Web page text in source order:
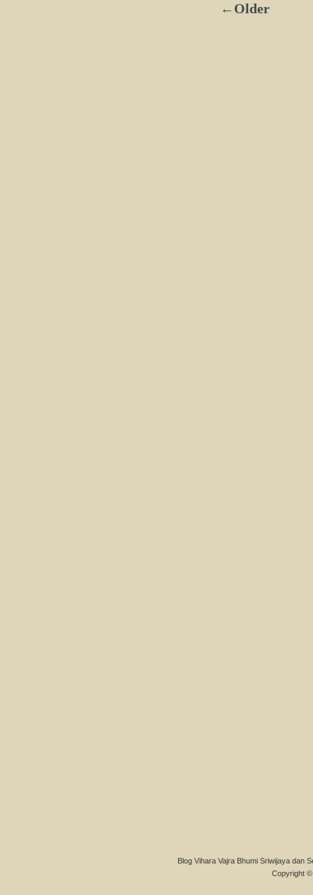
←Older
Blog Vihara Vajra Bhumi Sriwijaya dan
Copyright ©